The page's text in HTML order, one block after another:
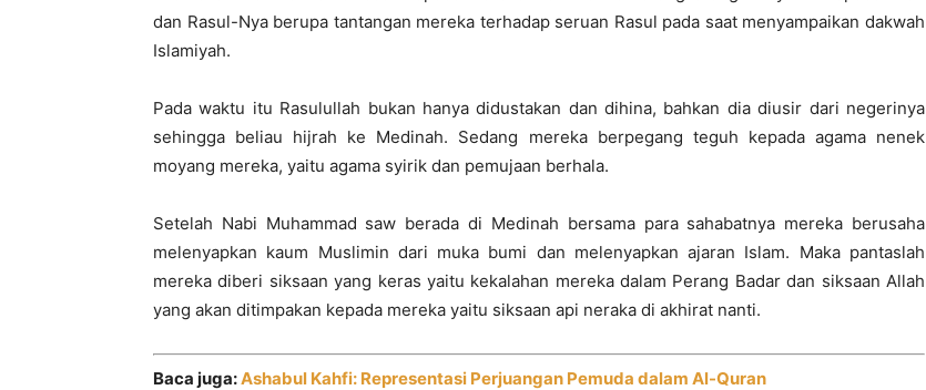
dan Rasul-Nya berupa tantangan mereka terhadap seruan Rasul pada saat menyampaikan dakwah
Islamiyah.
Pada waktu itu Rasulullah bukan hanya didustakan dan dihina, bahkan dia diusir dari negerinya
sehingga beliau hijrah ke Medinah. Sedang mereka berpegang teguh kepada agama nenek
moyang mereka, yaitu agama syirik dan pemujaan berhala.
Setelah Nabi Muhammad saw berada di Medinah bersama para sahabatnya mereka berusaha
melenyapkan kaum Muslimin dari muka bumi dan melenyapkan ajaran Islam. Maka pantaslah
mereka diberi siksaan yang keras yaitu kekalahan mereka dalam Perang Badar dan siksaan Allah
yang akan ditimpakan kepada mereka yaitu siksaan api neraka di akhirat nanti.
Baca juga:Ashabul Kahfi: Representasi Perjuangan Pemuda dalam Al-Quran